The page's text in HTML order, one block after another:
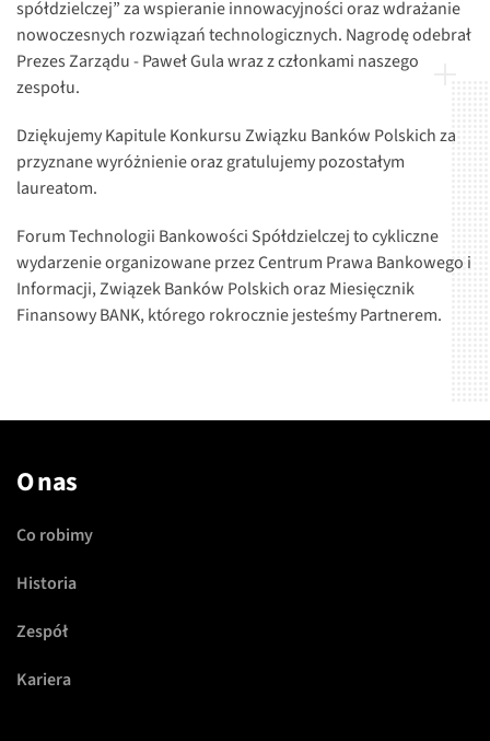
spółdzielczej” za wspieranie innowacyjności oraz wdrażanie
nowoczesnych rozwiązań technologicznych. Nagrodę odebrał
Prezes Zarządu - Paweł Gula wraz z członkami naszego
zespołu.
Dziękujemy Kapitule Konkursu Związku Banków Polskich za
przyznane wyróżnienie oraz gratulujemy pozostałym
laureatom.
Forum Technologii Bankowości Spółdzielczej to cykliczne
wydarzenie organizowane przez Centrum Prawa Bankowego i
Informacji, Związek Banków Polskich oraz Miesięcznik
Finansowy BANK, którego rokrocznie jesteśmy Partnerem.
O nas
Co robimy
Historia
Zespół
Kariera